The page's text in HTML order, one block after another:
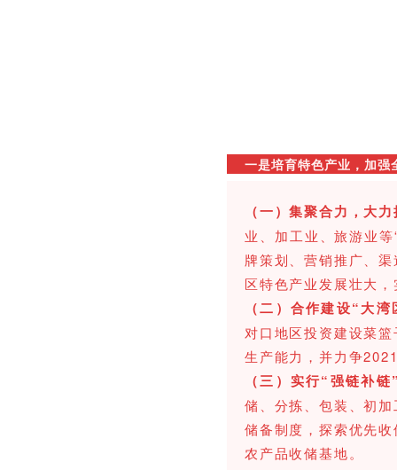
一是培育特色产业，加强
（一）集聚合力，大
业、加工业、旅游业
牌策划、营销推广、
区特色产业发展壮大
（二）合作建设“大
对口地区投资建设菜
生产能力，并力争
（三）实行“强链补
储、分拣、包装、初
储备制度，探索优先
农产品收储基地。